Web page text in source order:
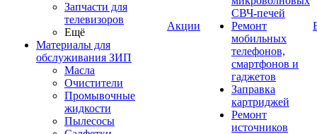
Запчасти для
телевизоров
Ещё
Материалы для
обслуживания ЗИП
Масла
Очистители
Промывочные
жидкости
Пылесосы
Акции
СВЧ-печей
Ремонт
мобильных
телефонов,
смартфонов и
гаджетов
Заправка
картриджей
Ремонт
источников